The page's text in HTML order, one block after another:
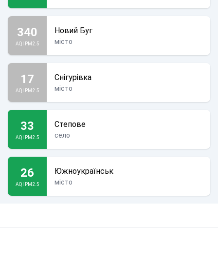
340
AQI PM2.5
Новий Буг
місто
17
AQI PM2.5
Снігурівка
місто
33
AQI PM2.5
Степове
село
26
AQI PM2.5
Южноукраїнськ
місто